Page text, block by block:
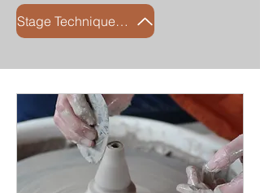
Stage Technique marbré